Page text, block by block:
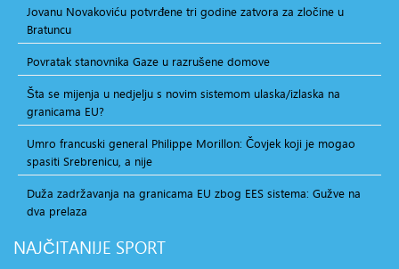
Jovanu Novakoviću potvrđene tri godine zatvora za zločine u
Bratuncu
Povratak stanovnika Gaze u razrušene domove
Šta se mijenja u nedjelju s novim sistemom ulaska/izlaska na
granicama EU?
Umro francuski general Philippe Morillon: Čovjek koji je mogao
spasiti Srebrenicu, a nije
Duža zadržavanja na granicama EU zbog EES sistema: Gužve na
dva prelaza
NAJČITANIJE SPORT